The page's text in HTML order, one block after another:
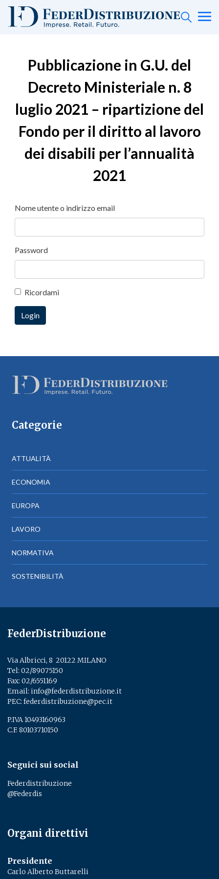
Pubblicazione in G.U. del
Decreto Ministeriale n. 8
luglio 2021 – ripartizione del
Fondo per il diritto al lavoro
dei disabili per l’annualità
2021
Nome utente o indirizzo email
Password
Ricordami
Categorie
ATTUALITÀ
ECONOMIA
EUROPA
LAVORO
NORMATIVA
SOSTENIBILITÀ
FederDistribuzione
Via Albricci, 8 ­ 20122 MILANO
Tel: 02/89075150
Fax: 02/6551169
Email: info@federdistribuzione.it
PEC: federdistribuzione@pec.it
P.IVA 10493160963
C.F. 80103710150
Seguici sui social
Federdistribuzione
@Federdis
Organi direttivi
Presidente
Carlo Alberto Buttarelli